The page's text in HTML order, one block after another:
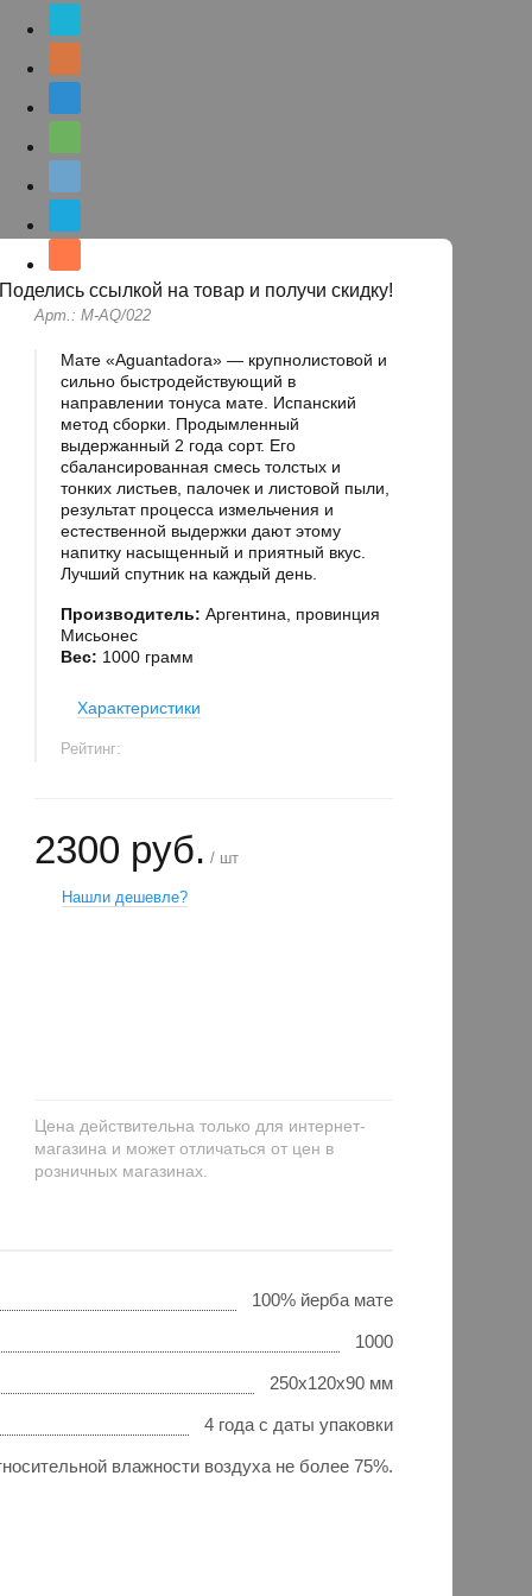
Поделись ссылкой на товар и получи скидку!
Арт.: M-AQ/022
Мате «Aguantadora» — крупнолистовой и
сильно быстродействующий в
направлении тонуса мате. Испанский
метод сборки. Продымленный
выдержанный 2 года сорт. Его
сбалансированная смесь толстых и
тонких листьев, палочек и листовой пыли,
результат процесса измельчения и
естественной выдержки дают этому
напитку насыщенный и приятный вкус.
Лучший спутник на каждый день.
Производитель:Аргентина, провинция
Мисьонес
Вес: 1000 грамм
Характеристики
Рейтинг:
2300 руб. / шт
Нашли дешевле?
Цена действительна только для интернет-
магазина и может отличаться от цен в
розничных магазинах.
100% йерба мате
1000
250х120х90 мм
4 года с даты упаковки
влажности воздуха не более 75%.